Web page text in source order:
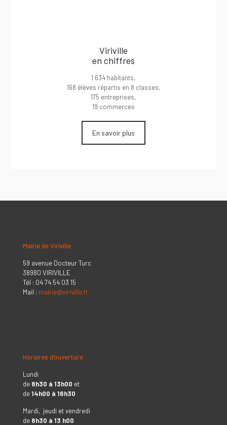
Viriville
en chiffres
1 634 habitants,
168 élèves répartis en 8 classes,
175 entreprises,
19 commerces
En savoir plus
Mairie de Viriville
59 avenue Docteur Turc
38980 VIRIVILLE
Tél : 04 74 54 03 15
Mail : mairie@viriville.fr
Horaires d’ouverture
Lundi
de 8h30 à 13h00 et
de14h00 à 16h30
Mardi, jeudi et vendredi
de 8h30 à 13 h00